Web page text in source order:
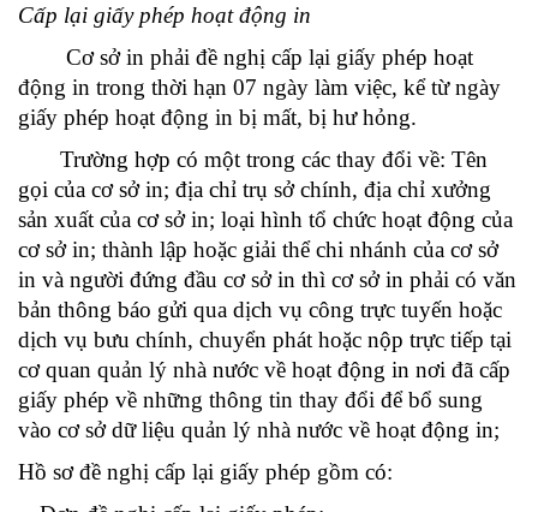
Cấp lại giấy phép hoạt động in
Cơ sở in phải đề nghị cấp lại giấy phép hoạt
động in trong thời hạn 07 ngày làm việc, kể từ ngày
giấy phép hoạt động in bị mất, bị hư hỏng.
Trường hợp có một trong các thay đổi về: Tên
gọi của cơ sở in; địa chỉ trụ sở chính, địa chỉ xưởng
sản xuất của cơ sở in; loại hình tổ chức hoạt động của
cơ sở in; thành lập hoặc giải thể chi nhánh của cơ sở
in và người đứng đầu cơ sở in thì cơ sở in phải có văn
bản thông báo gửi qua dịch vụ công trực tuyến hoặc
dịch vụ bưu chính, chuyển phát hoặc nộp trực tiếp tại
cơ quan quản lý nhà nước về hoạt động in nơi đã cấp
giấy phép về những thông tin thay đổi để bổ sung
vào cơ sở dữ liệu quản lý nhà nước về hoạt động in;
Hồ sơ đề nghị cấp lại giấy phép gồm có: